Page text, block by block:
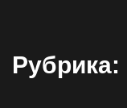
Рубрика: